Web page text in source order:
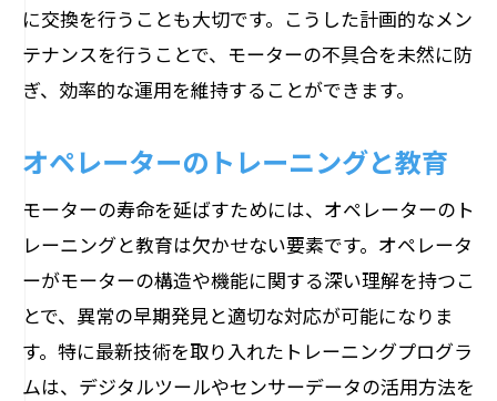
ナンス
点検スケジュールの確立
効果的なメンテナンスツールの選び方
定期的なメンテナンス教育の実施
モーターの最適な保管方法
業務効率を上げるための最新実践例
に交換を行うことも大切です。こうした計画的なメン
テナンスを行うことで、モーターの不具合を未然に防
ぎ、効率的な運用を維持することができます。
オペレーターのトレーニングと教育
モーターの寿命を延ばすためには、オペレーターのト
レーニングと教育は欠かせない要素です。オペレータ
ーがモーターの構造や機能に関する深い理解を持つこ
とで、異常の早期発見と適切な対応が可能になりま
す。特に最新技術を取り入れたトレーニングプログラ
ムは、デジタルツールやセンサーデータの活用方法を